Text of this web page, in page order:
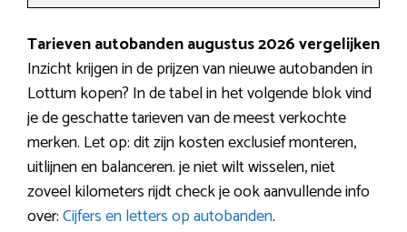
Tarieven autobanden augustus 2026 vergelijken
Inzicht krijgen in de prijzen van nieuwe autobanden in
Lottum kopen? In de tabel in het volgende blok vind
je de geschatte tarieven van de meest verkochte
merken. Let op: dit zijn kosten exclusief monteren,
uitlijnen en balanceren. je niet wilt wisselen, niet
zoveel kilometers rijdt check je ook aanvullende info
over:Cijfers en letters op autobanden.